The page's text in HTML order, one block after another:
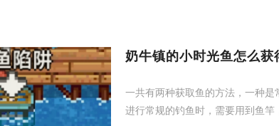
奶牛镇的小时光鱼怎么获
一共有两种获取鱼的方法，一种
进行常规的钓鱼时，需要用到鱼竿